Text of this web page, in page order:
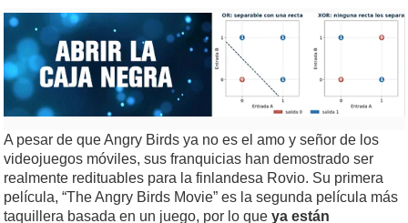
A pesar de que Angry Birds ya no es el amo y señor de los
videojuegos móviles, sus franquicias han demostrado ser
realmente redituables para la finlandesa Rovio. Su primera
película, “The Angry Birds Movie” es la segunda película más
taquillera basada en un juego, por lo que ya están